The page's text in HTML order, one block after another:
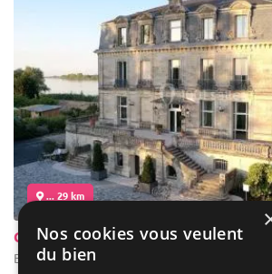
... 29 km
Château Grattequina
Blanquefort - Gironde (33)
Nos cookies vous veulent
du bien